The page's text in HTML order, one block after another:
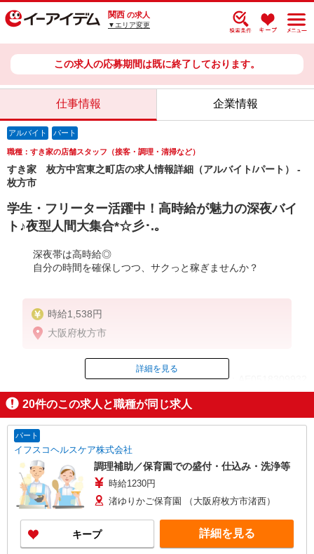
関西 の求人
▼エリア変更
この求人の応募期間は既に終了しております。
仕事情報 企業情報
アルバイト パート
職種：すき家の店舗スタッフ（接客・調理・清掃など）
すき家 枚方中宮東之町店の求人情報詳細（アルバイト/パート） -
枚方市
学生・フリーター活躍中！高時給が魅力の深夜バイ
ト♪夜型人間大集合*☆彡･.｡
深夜帯は高時給◎
自分の時間を確保しつつ、サクっと稼ぎませんか？
時給1,538円
大阪府枚方市
ID：AE0518309932
掲載期間終了
詳細を見る
20件のこの求人と職種が同じ求人
パート
イフスコヘルスケア株式会社
調理補助／保育園での盛付・仕込み・洗浄等
時給1230円
渚ゆりかご保育園 （大阪府枚方市渚西）
キープ 詳細を見る